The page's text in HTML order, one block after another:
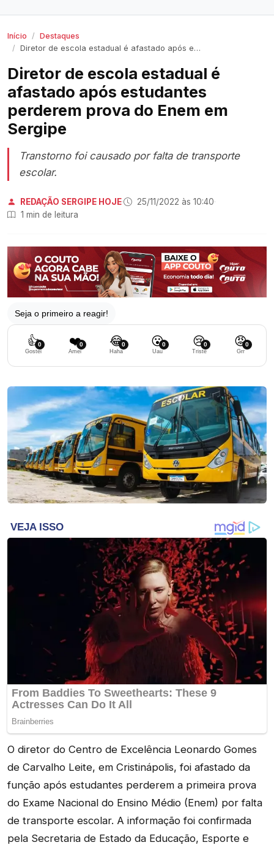
Início
Destaques
Diretor de escola estadual é afastado após estudantes perderem prova do Enem em Sergipe
Diretor de escola estadual é
afastado após estudantes
perderem prova do Enem em
Sergipe
Transtorno foi causado por falta de transporte
escolar.
REDAÇÃO SERGIPE HOJE· 25/11/2022 às 10:40·
1 min de leitura
Seja o primeiro a reagir!
👍0
Gostei
❤️0
Amei
😂0
Haha
😮0
Uau
😢0
Triste
😡0
Grr
O diretor do Centro de Excelência Leonardo Gomes
de Carvalho Leite, em Cristinápolis, foi afastado da
função após estudantes perderem a primeira prova
do Exame Nacional do Ensino Médio (Enem) por falta
de transporte escolar. A informação foi confirmada
pela Secretaria de Estado da Educação, Esporte e